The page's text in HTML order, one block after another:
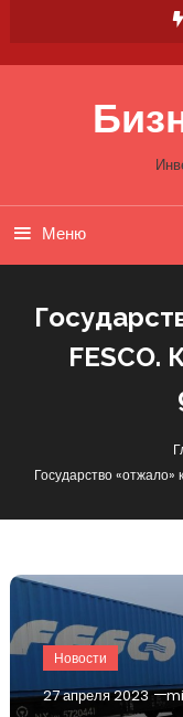
Меню
FESCO.
Государство
Новости
27 апреля 2023